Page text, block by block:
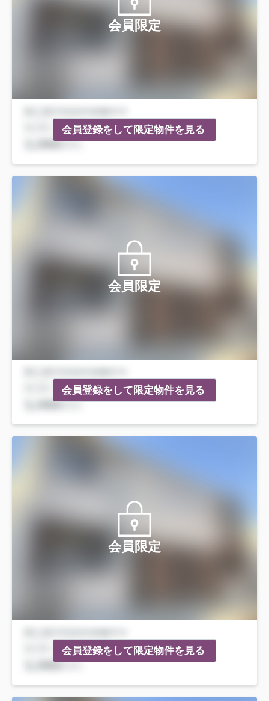
会員限定
会員登録をして限定物件を見る
会員限定
会員登録をして限定物件を見る
会員限定
会員登録をして限定物件を見る